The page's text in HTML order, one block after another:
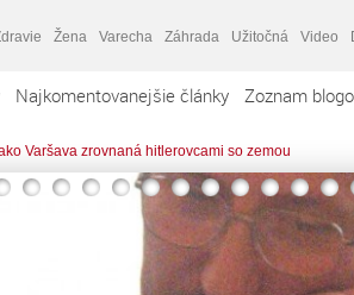
Žena Varecha Záhrada Užitočná Video
Najkomentovanejšie články Zoznam
Varšava zrovnaná hitlerovcami so zemou